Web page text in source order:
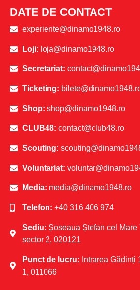
DATE DE CONTACT
experiente@dinamo1948.ro
Loji: loja@dinamo1948.ro
Secretariat:
Ticketing:
Shop: shop@dinamo1948.ro
CLUB48: contact@club48.ro
Scouting:
Voluntariat:
Media: media@dinamo1948.ro
Telefon: +40 316 406 974
Sediu: Șoseaua Ștefan cel Mare
sector 2, 020121
Punct de lucru: Intrarea Gădinți
1, 011066